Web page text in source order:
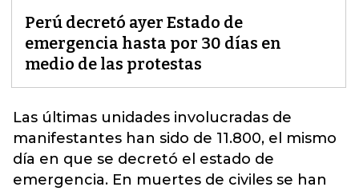
Perú decretó ayer Estado de
emergencia hasta por 30 días en
medio de las protestas
Las últimas unidades involucradas de
manifestantes han sido de 11.800, el mismo
día en que se decretó el estado de
emergencia. En muertes de civiles se han